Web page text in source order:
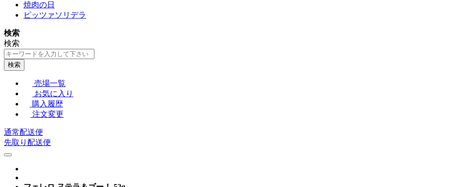
焼肉の日
ピッツァソリデラ
検索
検索
検索
売場一覧
お気に入り
購入履歴
注文変更
通常配送便
先取り配送便